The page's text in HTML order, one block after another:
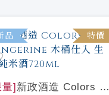
品 特價
] 新政酒造 Colors 山